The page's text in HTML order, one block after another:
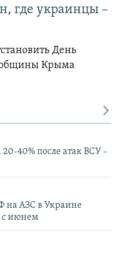
где украинцы –
День
общины Крыма
40% после атак ВСУ –
на АЗС в Украине
с июнем